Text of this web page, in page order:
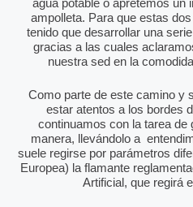
agua potable o apretemos un
ampolleta. Para que estas
tenido que desarrollar una
gracias a las cuales
nuestra sed en la
Como parte de este camino y
estar atentos a los bordes
continuamos con la tarea de
manera, llevándolo a
suele regirse por parámetros
Europea) la flamante
Artificial, que regirá